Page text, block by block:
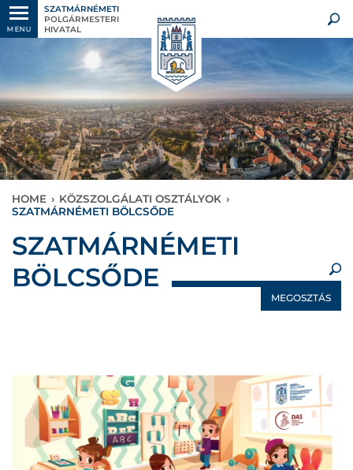
MENU
SZATMÁRNÉMETI
POLGÁRMESTERI
HIVATAL
HOME › KÖZSZOLGÁLATI OSZTÁLYOK ›
SZATMÁRNÉMETI BÖLCSŐDE
SZATMÁRNÉMETI
BÖLCSŐDE
MEGOSZTÁS